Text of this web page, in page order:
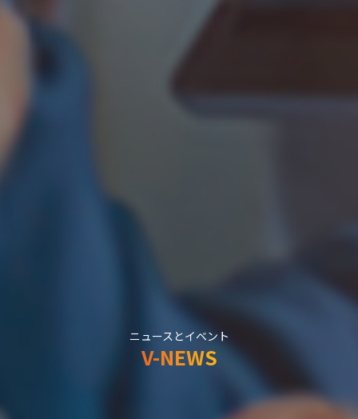
ニュースとイベント
V-NEWS